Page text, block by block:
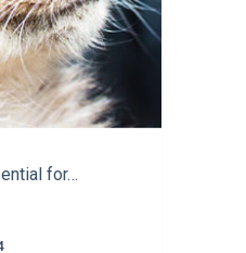
for…